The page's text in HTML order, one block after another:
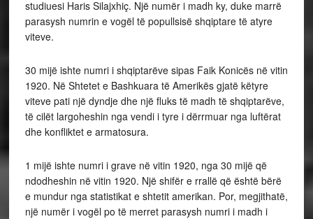
studiuesi Haris Silajxhiç. Një numër i madh ky, duke marrë
parasysh numrin e vogël të popullsisë shqiptare të atyre
viteve.
30 mijë ishte numri i shqiptarëve sipas Faik Konicës në vitin
1920. Në Shtetet e Bashkuara të Amerikës gjatë këtyre
viteve pati një dyndje dhe një fluks të madh të shqiptarëve,
të cilët largoheshin nga vendi i tyre i dërrmuar nga luftërat
dhe konfliktet e armatosura.
1 mijë ishte numri i grave në vitin 1920, nga 30 mijë që
ndodheshin në vitin 1920. Një shifër e rrallë që është bërë
e mundur nga statistikat e shtetit amerikan. Por, megjithatë,
një numër i vogël po të merret parasysh numri i madh i